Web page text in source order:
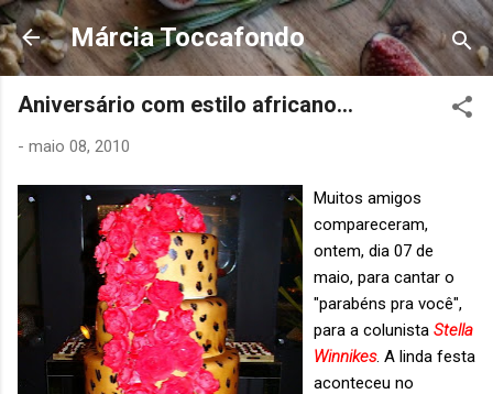
Pular para o conteúdo principal
Márcia Toccafondo
Aniversário com estilo africano...
- maio 08, 2010
Muitos amigos
compareceram,
ontem, dia 07 de
maio, para cantar o
"parabéns pra você",
para a colunista Stella
Winnikes. A linda festa
aconteceu no